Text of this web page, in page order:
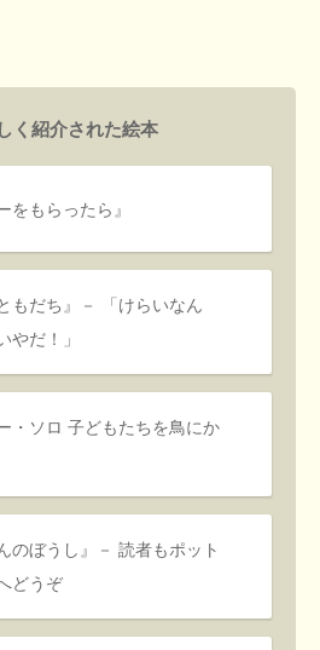
く紹介された絵本
をもらったら』
もだち』－ 「けらいなん
だ！」
・ソロ 子どもたちを鳥にか
のぼうし』－ 読者もポット
どうぞ